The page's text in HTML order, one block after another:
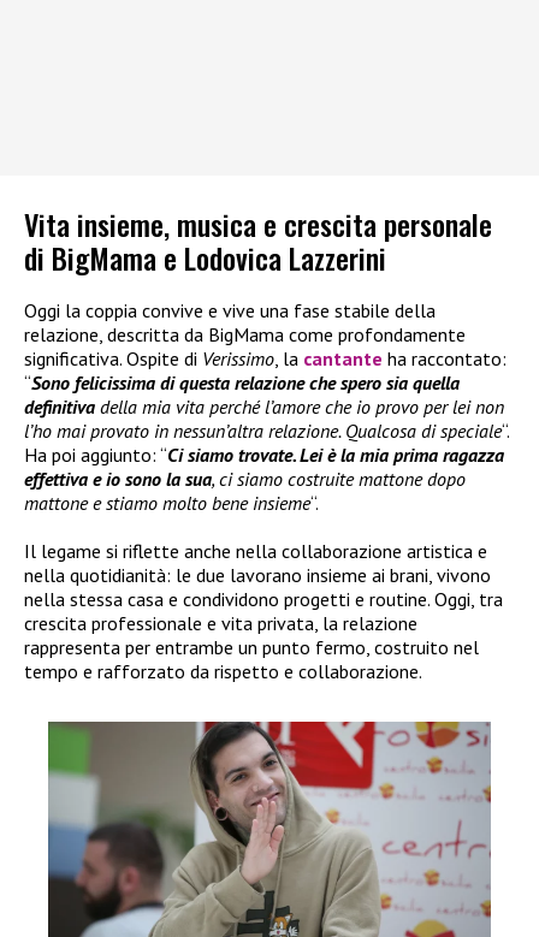
Vita insieme, musica e crescita personale
di BigMama e Lodovica Lazzerini
Oggi la coppia convive e vive una fase stabile della
relazione, descritta da BigMama come profondamente
significativa. Ospite di Verissimo, la cantante ha raccontato:
“Sono felicissima di questa relazione che spero sia quella
definitiva della mia vita perché l’amore che io provo per lei non
l’ho mai provato in nessun’altra relazione. Qualcosa di speciale“.
Ha poi aggiunto: “Ci siamo trovate. Lei è la mia prima ragazza
effettiva e io sono la sua, ci siamo costruite mattone dopo
mattone e stiamo molto bene insieme“.
Il legame si riflette anche nella collaborazione artistica e
nella quotidianità: le due lavorano insieme ai brani, vivono
nella stessa casa e condividono progetti e routine. Oggi, tra
crescita professionale e vita privata, la relazione
rappresenta per entrambe un punto fermo, costruito nel
tempo e rafforzato da rispetto e collaborazione.